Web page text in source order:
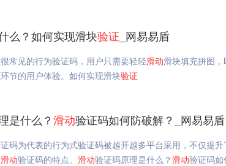
么？如何实现滑块验证 _网易易盾
常见的行为验证码，用户只需要轻轻滑动滑块填充拼图
环节的用户体验。如何实现滑块验证
是什么？滑动验证码如何防破解？_网易易盾
码为代表的行为式验证码被越开越多平台采用，不仅提
滑动验证码的特点。 滑动验证码原理是什么？ 滑动验证码如